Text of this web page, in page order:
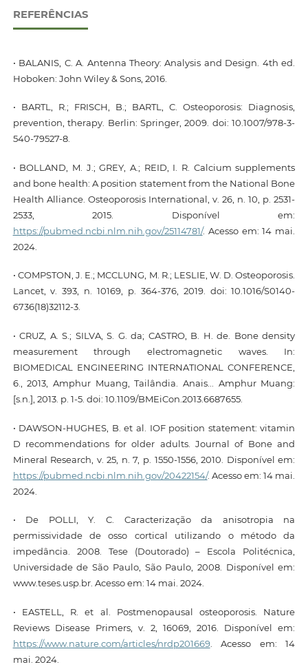
REFERÊNCIAS
• BALANIS, C. A. Antenna Theory: Analysis and Design. 4th ed.
Hoboken: John Wiley & Sons, 2016.
• BARTL, R.; FRISCH, B.; BARTL, C. Osteoporosis: Diagnosis,
prevention, therapy. Berlin: Springer, 2009. doi: 10.1007/978-3-
540-79527-8.
• BOLLAND, M. J.; GREY, A.; REID, I. R. Calcium supplements
and bone health: A position statement from the National Bone
Health Alliance. Osteoporosis International, v. 26, n. 10, p. 2531-
2533, 2015. Disponível em:
https://pubmed.ncbi.nlm.nih.gov/25114781/. Acesso em: 14 mai.
2024.
• COMPSTON, J. E.; MCCLUNG, M. R.; LESLIE, W. D. Osteoporosis.
Lancet, v. 393, n. 10169, p. 364-376, 2019. doi: 10.1016/S0140-
6736(18)32112-3.
• CRUZ, A. S.; SILVA, S. G. da; CASTRO, B. H. de. Bone density
measurement through electromagnetic waves. In:
BIOMEDICAL ENGINEERING INTERNATIONAL CONFERENCE,
6., 2013, Amphur Muang, Tailândia. Anais... Amphur Muang:
[s.n.], 2013. p. 1-5. doi: 10.1109/BMEiCon.2013.6687655.
• DAWSON-HUGHES, B. et al. IOF position statement: vitamin
D recommendations for older adults. Journal of Bone and
Mineral Research, v. 25, n. 7, p. 1550-1556, 2010. Disponível em:
https://pubmed.ncbi.nlm.nih.gov/20422154/. Acesso em: 14 mai.
2024.
• De POLLI, Y. C. Caracterização da anisotropia na
permissividade de osso cortical utilizando o método da
impedância. 2008. Tese (Doutorado) – Escola Politécnica,
Universidade de São Paulo, São Paulo, 2008. Disponível em:
www.teses.usp.br. Acesso em: 14 mai. 2024.
• EASTELL, R. et al. Postmenopausal osteoporosis. Nature
Reviews Disease Primers, v. 2, 16069, 2016. Disponível em:
https://www.nature.com/articles/nrdp201669. Acesso em: 14
mai. 2024.